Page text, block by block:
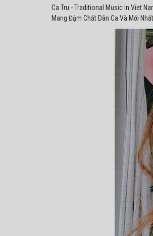
Ca Tru - Traditional Music In Viet
Mang Đậm Chất Dân Ca Và Mới